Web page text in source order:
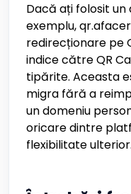
Dacă ați folosit
exemplu,
redirecționare pe
indice către QR
tipărite. Aceasta
migra fără a
un domeniu
oricare dintre
flexibilitate ulterior.